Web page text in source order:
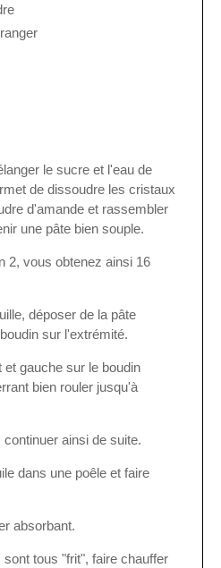
le sucre et l'eau de
de dissoudre les cristaux
d'amande et rassembler
une pâte bien souple.
2, vous obtenez ainsi 16
déposer de la pâte
sur l'extrémité.
et gauche sur le boudin
bien rouler jusqu'à
ainsi de suite.
dans une poêle et faire
absorbant.
tous "frit", faire chauffer